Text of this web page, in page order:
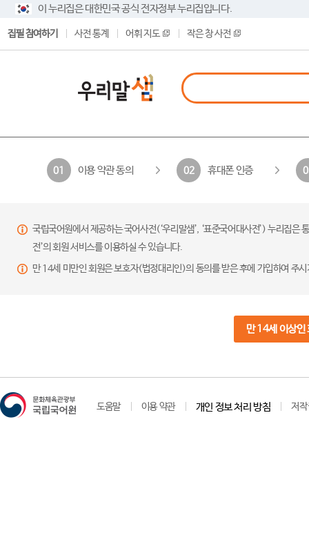
이 누리집은 대한민국 공식 전자정부 누리집입니다.
집필 참여하기 사전 통계 어휘 지도 작은 창 사전
01 이용 약관 동의 02 휴대폰 인증
국립국어원에서 제공하는 국어사전(‘우리말샘’, ‘표준국어대사전’) 누리집
전’의 회원 서비스를 이용하실 수 있습니다.
만 14세 미만인 회원은 보호자(법정대리인)의 동의를 받은 후에 가입하여 주
만 14세 이상인
도움말 이용 약관 개인 정보 처리 방침 저